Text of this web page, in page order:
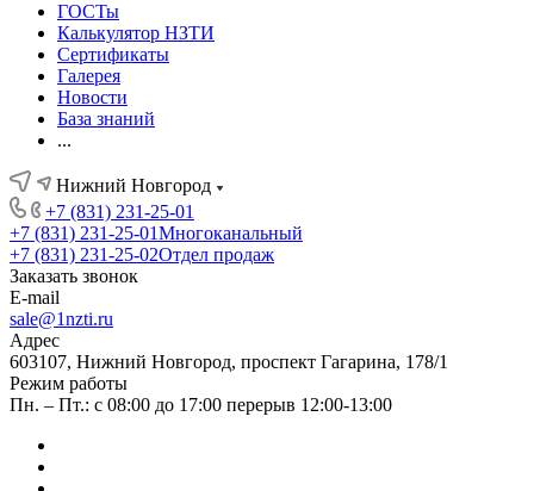
ГОСТы
Калькулятор НЗТИ
Сертификаты
Галерея
Новости
База знаний
...
Нижний Новгород
+7 (831) 231-25-01
+7 (831) 231-25-01Многоканальный
+7 (831) 231-25-02Отдел продаж
Заказать звонок
E-mail
sale@1nzti.ru
Адрес
603107, Нижний Новгород, проспект Гагарина, 178/1
Режим работы
Пн. – Пт.: с 08:00 до 17:00 перерыв 12:00-13:00